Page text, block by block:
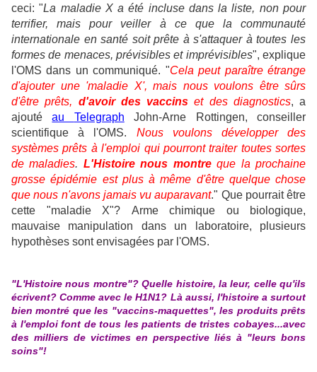
ceci: "La maladie X a été incluse dans la liste, non pour
terrifier, mais pour veiller à ce que la communauté
internationale en santé soit prête à s'attaquer à toutes les
formes de menaces, prévisibles et imprévisibles", explique
l'OMS dans un communiqué. "Cela peut paraître étrange
d'ajouter une 'maladie X', mais nous voulons être sûrs
d'être prêts, d'avoir des vaccins et des diagnostics, a
ajoutéau Telegraph John-Arne Rottingen, conseiller
scientifique à l'OMS. Nous voulons développer des
systèmes prêts à l'emploi qui pourront traiter toutes sortes
de maladies. L'Histoire nous montre que la prochaine
grosse épidémie est plus à même d'être quelque chose
que nous n'avons jamais vu auparavant." Que pourrait être
cette "maladie X"? Arme chimique ou biologique,
mauvaise manipulation dans un laboratoire, plusieurs
hypothèses sont envisagées par l'OMS.
"L'Histoire nous montre"? Quelle histoire, la leur, celle qu'ils
écrivent? Comme avec le H1N1? Là aussi, l'histoire a surtout
bien montré que les "vaccins-maquettes", les produits prêts
à l'emploi font de tous les patients de tristes cobayes...avec
des milliers de victimes en perspective liés à "leurs bons
soins"!